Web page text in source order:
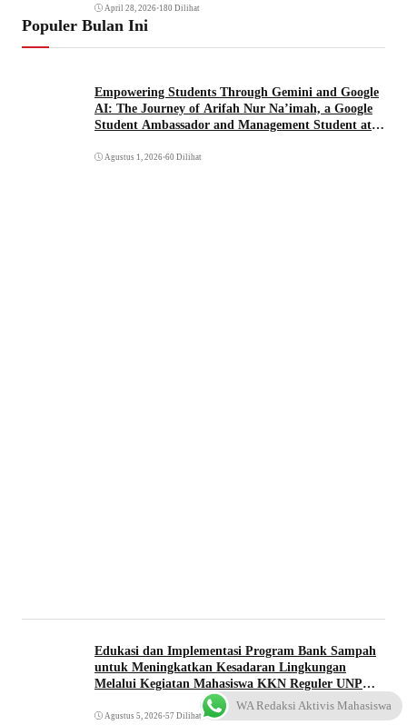
April 28, 2026•180 Dilihat
Populer Bulan Ini
Empowering Students Through Gemini and Google
AI: The Journey of Arifah Nur Na’imah, a Google
Student Ambassador and Management Student at
Agustus 1, 2026•60 Dilihat
Edukasi dan Implementasi Program Bank Sampah
untuk Meningkatkan Kesadaran Lingkungan
Melalui Kegiatan Mahasiswa KKN Reguler UNP
Agustus 5, 2026•57 Dilihat
WA Redaksi Aktivis Mahasiswa